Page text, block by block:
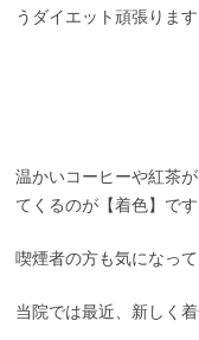
うダイエット頑張ります
温かいコーヒーや紅茶
てくるのが【着色】で
喫煙者の方も気になっ
当院では最近、新しく